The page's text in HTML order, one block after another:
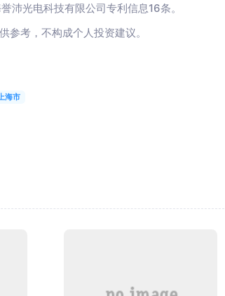
沛光电科技有限公司专利信息16条。
参考，不构成个人投资建议。
上海市